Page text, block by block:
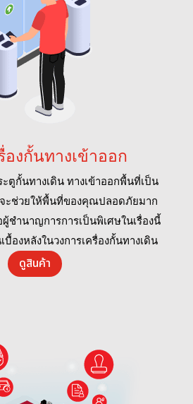
องกั้นทางเข้าออก
ะตูกั้นทางเดิน ทางเข้าออกพื้นที่เป็น
ะช่วยให้พื้นที่ของคุณปลอดภัยมาก
ผู้ชำนาญการการเป็นพิเศษในเรื่องนี้
บื้องหลังในวงการเครื่องกั้นทางเดิน
ดูสินค้า